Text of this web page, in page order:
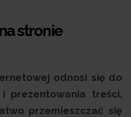
stronie
odnosi się do
prezentowania treści,
przemieszczać się